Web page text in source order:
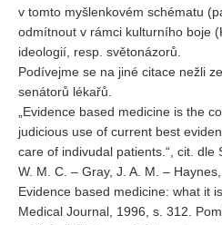
v tomto myšlenkovém schématu
odmítnout v rámci kulturního boje
ideologií, resp. světonázorů.
Podívejme se na jiné citace nežli
senátorů lékařů.
„Evidence based medicine is the
judicious use of current best
care of indivudal patients.“, cit. dle
W. M. C. – Gray, J. A. M. –
Evidence based medicine: what it
Medical Journal, 1996, s. 312.